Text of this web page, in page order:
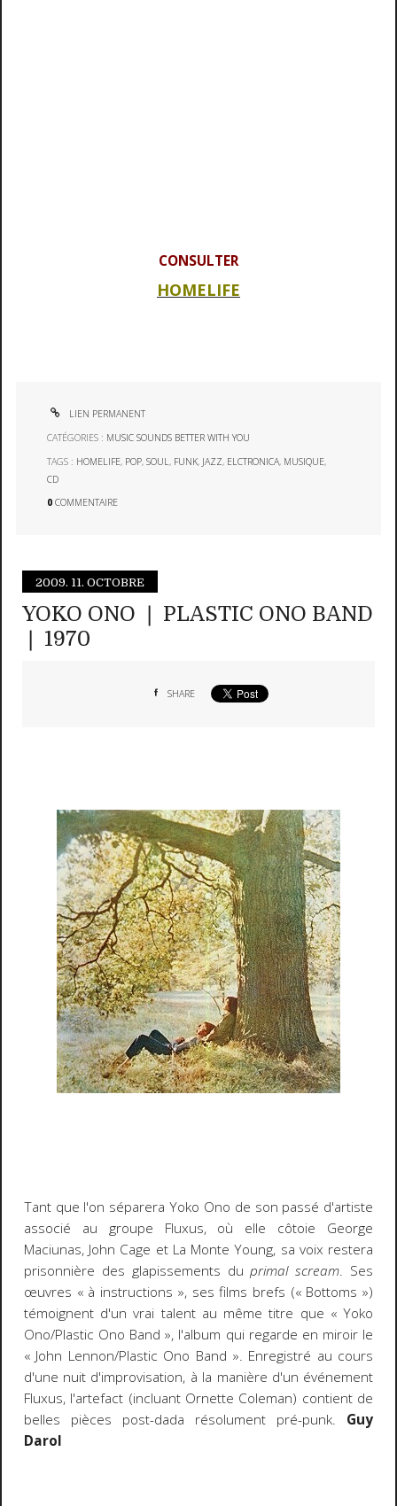
CONSULTER
HOMELIFE
LIEN PERMANENT
CATÉGORIES : MUSIC SOUNDS BETTER WITH YOU
TAGS : HOMELIFE, POP,SOUL , FUNK, JAZZ, ELCTRONICA, MUSIQUE,
CD
0 COMMENTAIRE
2009. 11. OCTOBRE
YOKO ONO ❘ PLASTIC ONO BAND
❘ 1970
SHARE
Tant que l'on séparera Yoko Ono de son passé d'artiste
associé au groupe Fluxus, où elle côtoie George
Maciunas, John Cage et La Monte Young, sa voix restera
prisonnière des glapissements duprimal scream. Ses
œuvres « à instructions », ses films brefs (« Bottoms »)
témoignent d'un vrai talent au même titre que « Yoko
Ono/Plastic Ono Band », l'album qui regarde en miroir le
« John Lennon/Plastic Ono Band ». Enregistré au cours
d'une nuit d'improvisation, à la manière d'un événement
Fluxus, l'artefact (incluant Ornette Coleman) contient de
belles pièces post-dada résolument pré-punk. Guy
Darol